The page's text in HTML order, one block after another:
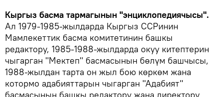
Кыргыз басма тармагынын "энциклопедиячысы".
Ал 1979-1985-жылдарда Кыргыз ССРинин
Мамлекеттик басма комитетинин башкы
редактору, 1985-1988-жылдарда окуу китептерин
чыгарган "Мектеп" басмасынын бөлүм башчысы,
1988-жылдан тарта он жыл бою көркөм жана
котормо адабияттарын чыгарган "Адабият"
басмасынын башкы редактору жана директору